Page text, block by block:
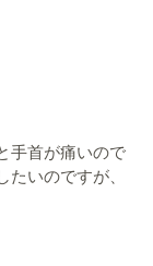
手首が痛いので
いのですが、